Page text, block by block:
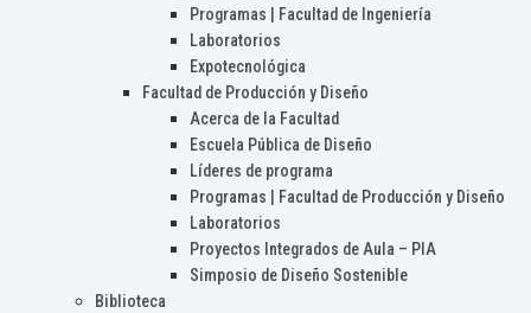
Programas | Facultad de Ingeniería
Laboratorios
Expotecnológica
Facultad de Producción y Diseño
Acerca de la Facultad
Escuela Pública de Diseño
Líderes de programa
Programas | Facultad de Producción y Diseño
Laboratorios
Proyectos Integrados de Aula – PIA
Simposio de Diseño Sostenible
Biblioteca